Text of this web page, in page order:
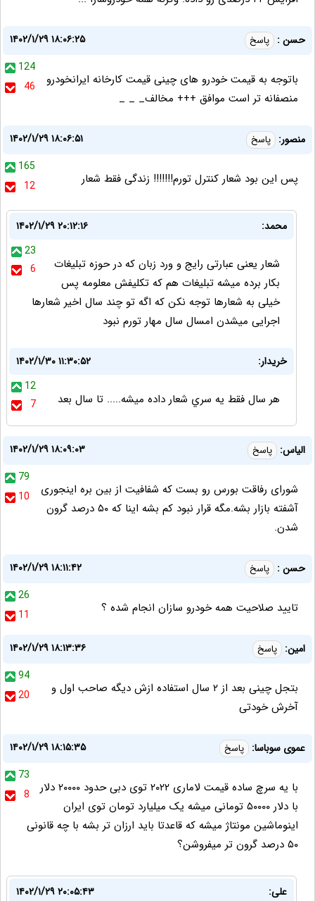
حسن : پاسخ
۱۴۰۲/۱/۲۹ ۱۸:۰۶:۲۵
124
46
باتوجه به قیمت خودرو های چینی قیمت کارخانه ایرانخودرو
منصفانه تر است موافق +++ مخالف_ _ _
منصور: پاسخ
۱۴۰۲/۱/۲۹ ۱۸:۰۶:۵۱
165
12
پس این بود شعار کنترل تورم!!!!!!! زندگی فقط شعار
محمد:
۱۴۰۲/۱/۲۹ ۲۰:۱۲:۱۶
23
6
شعار یعنی عبارتی رایج و ورد زبان که در حوزه تبلیغات
بکار برده میشه تبلیغات هم که تکلیفش معلومه پس
خیلی به شعارها توجه نکن که اگه تو چند سال اخیر شعارها
اجرایی میشدن امسال سال مهار تورم نبود
خريدار:
۱۴۰۲/۱/۳۰ ۱۱:۳۰:۵۲
12
7
هر سال فقط يه سري شعار داده ميشه..... تا سال بعد
الیاس: پاسخ
۱۴۰۲/۱/۲۹ ۱۸:۰۹:۰۳
79
10
شورای رفاقت بورس رو بست که شفافیت از بین بره اینجوری
آشفته بازار بشه.مگه قرار نبود کم بشه اینا که ۵۰ درصد گرون
شدن.
حسن : پاسخ
۱۴۰۲/۱/۲۹ ۱۸:۱۱:۴۲
26
11
تایید صلاحیت همه خودرو سازان انجام شده ؟
امین: پاسخ
۱۴۰۲/۱/۲۹ ۱۸:۱۳:۳۶
94
20
بتجل چینی بعد از ۲ سال استفاده ازش دیگه صاحب اول و
آخرش خودتی
عموی سوباسا: پاسخ
۱۴۰۲/۱/۲۹ ۱۸:۱۵:۳۵
73
8
با یه سرچ ساده قیمت لاماری ۲۰۲۲ توی دبی حدود ۲۰۰۰۰ دلار
با دلار ۵۰۰۰۰ تومانی میشه یک میلیارد تومان توی ایران
اینوماشین مونتاژ میشه که قاعدتا باید ارزان تر بشه با چه قانونی
۵۰ درصد گرون تر میفروشن؟
علی:
۱۴۰۲/۱/۲۹ ۲۰:۰۵:۴۳